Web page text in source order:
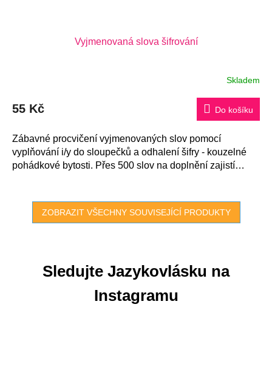
Vyjmenovaná slova šifrování
je
5
hvězdiček.
Skladem
55 Kč Do košíku
Zábavné procvičení vyjmenovaných slov pomocí
vyplňování i/y do sloupečků a odhalení šifry - kouzelné
pohádkové bytosti. Přes 500 slov na doplnění zajistí
ZOBRAZIT VŠECHNY SOUVISEJÍCÍ PRODUKTY
Sledujte Jazykovlásku na
Instagramu